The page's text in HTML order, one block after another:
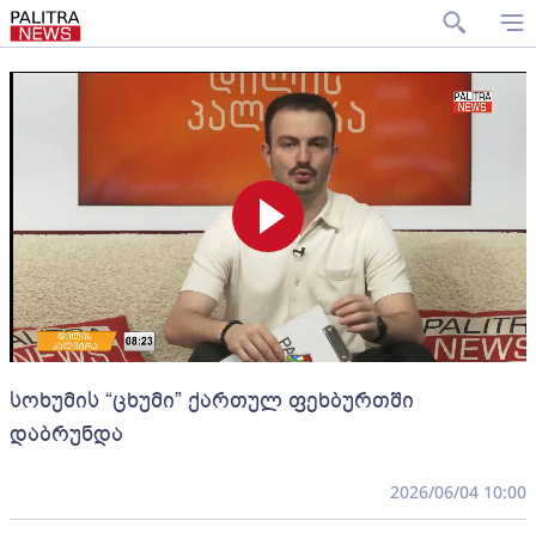
სოხუმის “ცხუმი” ქართულ ფეხბურთში
დაბრუნდა
2026/06/04 10:00